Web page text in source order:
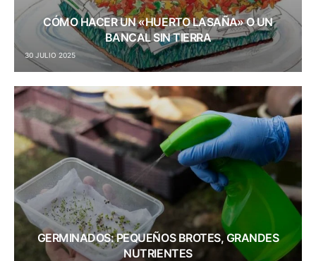
CÓMO HACER UN «HUERTO LASAÑA» O UN
BANCAL SIN TIERRA
30 JULIO 2025
GERMINADOS: PEQUEÑOS BROTES, GRANDES
NUTRIENTES